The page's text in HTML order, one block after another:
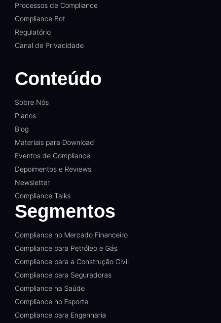
Processos de Compliance
Compliance Bot
Regulatório
Canal de Privacidade
Conteúdo
Sobre Nós
Planos
Blog
Materiais para Download
Eventos de Compliance
Depoimentos e Reviews
Newsletter
Compliance Talks
Segmentos
Compliance no Mercado Financeiro
Compliance para Petróleo e Gás
Compliance para a Construção Civil
Compliance para Seguradoras
Compliance na Saúde
Compliance no Esporte
Compliance para Engenharia